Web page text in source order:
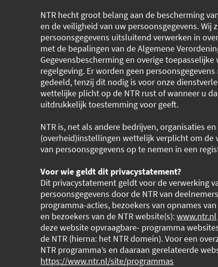
NTR hecht groot belang aan de bescherming
en de veiligheid van uw persoonsgegevens. Wij
persoonsgegevens uitsluitend verwerken in
met de bepalingen van de Algemene
Gegevensbescherming en overige toepasselijke
regelgeving. Er worden geen
gedeeld, tenzij dit nodig is voor onze
wettelijke plicht op de NTR rust of wanneer u
uitdrukkelijk toestemming voor geeft.
NTR is, net als andere bedrijven, organisaties en
(overheid)instellingen wettelijk verplicht om de
van persoonsgegevens op te nemen in een
Voor wie geldt dit privacystatement?
Dit privacystatement geldt voor de verwerking
persoonsgegevens door de NTR van
programma-acties, bezoekers van opnames van
en bezoekers van de NTR website(s):www.ntr.nl
deze website opvraagbare- programma
de NTR (hierna: het NTR domein). Voor een
NTR programma’s en daaraan gerelateerde
https://www.ntr.nl/site/programmas